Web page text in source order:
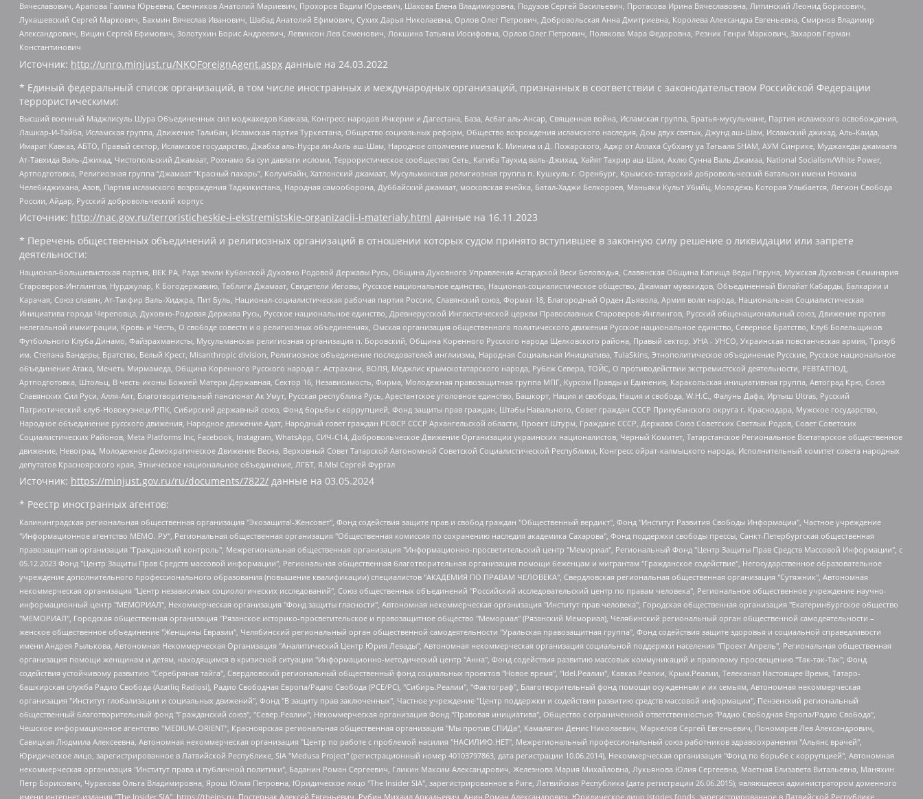
Вячеславович, Арапова Галина Юрьевна, Свечников Анатолий Мариевич, Прохоров Вадим Юрьевич, Шахова Елена Владимировна, Подузов Сергей Васильевич, Протасова Ирина Вячеславовна, Литинский Леонид Борисович,
Лукашевский Сергей Маркович, Бахмин Вячеслав Иванович, Шабад Анатолий Ефимович, Сухих Дарья Николаевна, Орлов Олег Петрович, Добровольская Анна Дмитриевна, Королева Александра Евгеньевна, Смирнов Владимир
Александрович, Вицин Сергей Ефимович, Золотухин Борис Андреевич, Левинсон Лев Семенович, Локшина Татьяна Иосифовна, Орлов Олег Петрович, Полякова Мара Федоровна, Резник Генри Маркович, Захаров Герман
Константинович
Источник: http://unro.minjust.ru/NKOForeignAgent.aspx данные на 24.03.2022
* Единый федеральный список организаций, в том числе иностранных и международных организаций, признанных в соответствии с законодательством Российской Федерации
террористическими:
Высший военный Маджлисуль Шура Объединенных сил моджахедов Кавказа, Конгресс народов Ичкерии и Дагестана, База, Асбат аль-Ансар, Священная война, Исламская группа, Братья-мусульмане, Партия исламского освобождения,
Лашкар-И-Тайба, Исламская группа, Движение Талибан, Исламская партия Туркестана, Общество социальных реформ, Общество возрождения исламского наследия, Дом двух святых, Джунд аш-Шам, Исламский джихад, Аль-Каида,
Имарат Кавказ, АБТО, Правый сектор, Исламское государство, Джабха аль-Нусра ли-Ахль аш-Шам, Народное ополчение имени К. Минина и Д. Пожарского, Аджр от Аллаха Субхану уа Тагьаля SHAM, АУМ Синрике, Муджахеды джамаата
Ат-Тавхида Валь-Джихад, Чистопольский Джамаат, Рохнамо ба суи давлати исломи, Террористическое сообщество Сеть, Катиба Таухид валь-Джихад, Хайят Тахрир аш-Шам, Ахлю Сунна Валь Джамаа, National Socialism/White Power,
Артподготовка, Религиозная группа “Джамаат “Красный пахарь”, Колумбайн, Хатлонский джамаат, Мусульманская религиозная группа п. Кушкуль г. Оренбург, Крымско-татарский добровольческий батальон имени Номана
Челебиджихана, Азов, Партия исламского возрождения Таджикистана, Народная самооборона, Дуббайский джамаат, московская ячейка, Батал-Хаджи Белхороев, Маньяки Культ Убийц, Молодёжь Которая Улыбается, Легион Свобода
России, Айдар, Русский добровольческий корпус
Источник: http://nac.gov.ru/terroristicheskie-i-ekstremistskie-organizacii-i-materialy.html данные на 16.11.2023
* Перечень общественных объединений и религиозных организаций в отношении которых судом принято вступившее в законную силу решение о ликвидации или запрете
деятельности:
Национал-большевистская партия, ВЕК РА, Рада земли Кубанской Духовно Родовой Державы Русь, Община Духовного Управления Асгардской Веси Беловодья, Славянская Община Капища Веды Перуна, Мужская Духовная Семинария
Староверов-Инглингов, Нурджулар, К Богодержавию, Таблиги Джамаат, Свидетели Иеговы, Русское национальное единство, Национал-социалистическое общество, Джамаат мувахидов, Объединенный Вилайат Кабарды, Балкарии и
Карачая, Союз славян, Ат-Такфир Валь-Хиджра, Пит Буль, Национал-социалистическая рабочая партия России, Славянский союз, Формат-18, Благородный Орден Дьявола, Армия воли народа, Национальная Социалистическая
Инициатива города Череповца, Духовно-Родовая Держава Русь, Русское национальное единство, Древнерусской Инглистической церкви Православных Староверов-Инглингов, Русский общенациональный союз, Движение против
нелегальной иммиграции, Кровь и Честь, О свободе совести и о религиозных объединениях, Омская организация общественного политического движения Русское национальное единство, Северное Братство, Клуб Болельщиков
Футбольного Клуба Динамо, Файзрахманисты, Мусульманская религиозная организация п. Боровский, Община Коренного Русского народа Щелковского района, Правый сектор, УНА - УНСО, Украинская повстанческая армия, Тризуб
им. Степана Бандеры, Братство, Белый Крест, Misanthropic division, Религиозное объединение последователей инглиизма, Народная Социальная Инициатива, TulaSkins, Этнополитическое объединение Русские, Русское национальное
объединение Атака, Мечеть Мирмамеда, Община Коренного Русского народа г. Астрахани, ВОЛЯ, Меджлис крымскотатарского народа, Рубеж Севера, ТОЙС, О противодействии экстремистской деятельности, РЕВТАТПОД,
Артподготовка, Штольц, В честь иконы Божией Матери Державная, Сектор 16, Независимость, Фирма, Молодежная правозащитная группа МПГ, Курсом Правды и Единения, Каракольская инициативная группа, Автоград Крю, Союз
Славянских Сил Руси, Алля-Аят, Благотворительный пансионат Ак Умут, Русская республика Русь, Арестантское уголовное единство, Башкорт, Нация и свобода, Нация и свобода, W.H.С., Фалунь Дафа, Иртыш Ultras, Русский
Патриотический клуб-Новокузнецк/РПК, Сибирский державный союз, Фонд борьбы с коррупцией, Фонд защиты прав граждан, Штабы Навального, Совет граждан СССР Прикубанского округа г. Краснодара, Мужское государство,
Народное объединение русского движения, Народное движение Адат, Народный совет граждан РСФСР СССР Архангельской области, Проект Штурм, Граждане СССР, Держава Союз Советских Светлых Родов, Совет Советских
Социалистических Районов, Meta Platforms Inc, Facebook, Instagram, WhatsApp, СИЧ-С14, Добровольческое Движение Организации украинских националистов, Черный Комитет, Татарстанское Региональное Всетатарское общественное
движение, Невоград, Молодежное Демократическое Движение Весна, Верховный Совет Татарской Автономной Советской Социалистической Республики, Конгресс ойрат-калмыцкого народа, Исполнительный комитет совета народных
депутатов Красноярского края, Этническое национальное объединение, ЛГБТ, Я.МЫ Сергей Фургал
Источник: https://minjust.gov.ru/ru/documents/7822/ данные на 03.05.2024
* Реестр иностранных агентов:
Калининградская региональная общественная организация "Экозащита!-Женсовет", Фонд содействия защите прав и свобод граждан "Общественный вердикт", Фонд "Институт Развития Свободы Информации", Частное учреждение "Информационное агентство МЕМО. РУ", Региональная общественная организация "Общественная комиссия по сохранению наследия академика Сахарова", Фонд поддержки свободы прессы, Санкт-Петербургская общественная правозащитная организация "Гражданский контроль", Межрегиональная общественная организация "Информационно-просветительский центр "Мемориал", Региональный Фонд "Центр Защиты Прав Средств Массовой Информации", с 05.12.2023 Фонд "Центр Защиты Прав Средств массовой информации", Региональная общественная благотворительная организация помощи беженцам и мигрантам "Гражданское содействие", Негосударственное образовательное учреждение дополнительного профессионального образования (повышение квалификации) специалистов "АКАДЕМИЯ ПО ПРАВАМ ЧЕЛОВЕКА", Свердловская региональная общественная организация "Сутяжник", Автономная некоммерческая организация "Центр независимых социологических исследований", Союз общественных объединений "Российский исследовательский центр по правам человека", Региональное общественное учреждение научно-информационный центр "МЕМОРИАЛ", Некоммерческая организация "Фонд защиты гласности", Автономная некоммерческая организация "Институт прав человека", Городская общественная организация "Екатеринбургское общество "МЕМОРИАЛ", Городская общественная организация "Рязанское историко-просветительское и правозащитное общество "Мемориал" (Рязанский Мемориал), Челябинский региональный орган общественной самодеятельности – женское общественное объединение "Женщины Евразии", Челябинский региональный орган общественной самодеятельности "Уральская правозащитная группа", Фонд содействия защите здоровья и социальной справедливости имени Андрея Рылькова, Автономная Некоммерческая Организация "Аналитический Центр Юрия Левады", Автономная некоммерческая организация социальной поддержки населения "Проект Апрель", Региональная общественная организация помощи женщинам и детям, находящимся в кризисной ситуации "Информационно-методический центр "Анна", Фонд содействия развитию массовых коммуникаций и правовому просвещению "Так-так-Так", Фонд содействия устойчивому развитию "Серебряная тайга", Свердловский региональный общественный фонд социальных проектов "Новое время", "Idel.Реалии", Кавказ.Реалии, Крым.Реалии, Телеканал Настоящее Время, Татаро-башкирская служба Радио Свобода (Azatliq Radiosi), Радио Свободная Европа/Радио Свобода (PCE/PC), "Сибирь.Реалии", "Фактограф", Благотворительный фонд помощи осужденным и их семьям, Автономная некоммерческая организация "Институт глобализации и социальных движений", Фонд "В защиту прав заключенных", Частное учреждение "Центр поддержки и содействия развитию средств массовой информации", Пензенский региональный общественный благотворительный фонд "Гражданский союз", "Север.Реалии", Некоммерческая организация Фонд "Правовая инициатива", Общество с ограниченной ответственностью "Радио Свободная Европа/Радио Свобода", Чешское информационное агентство "MEDIUM-ORIENT", Красноярская региональная общественная организация "Мы против СПИДа", Камалягин Денис Николаевич, Маркелов Сергей Евгеньевич, Пономарев Лев Александрович, Савицкая Людмила Алексеевна, Автономная некоммерческая организация "Центр по работе с проблемой насилия "НАСИЛИЮ.НЕТ", Межрегиональный профессиональный союз работников здравоохранения "Альянс врачей", Юридическое лицо, зарегистрированное в Латвийской Республике, SIA "Medusa Project" (регистрационный номер 40103797863, дата регистрации 10.06.2014), Некоммерческая организация "Фонд по борьбе с коррупцией", Автономная некоммерческая организация "Институт права и публичной политики", Баданин Роман Сергеевич, Гликин Максим Александрович, Железнова Мария Михайловна, Лукьянова Юлия Сергеевна, Маетная Елизавета Витальевна, Маняхин Петр Борисович, Чуракова Ольга Владимировна, Ярош Юлия Петровна, Юридическое лицо "The Insider SIA", зарегистрированное в Риге, Латвийская Республика (дата регистрации 26.06.2015), являющееся администратором доменного имени интернет-издания "The Insider SIA", https://theins.ru, Постернак Алексей Евгеньевич, Рубин Михаил Аркадьевич, Анин Роман Александрович, Юридическое лицо Istories fonds, зарегистрированное в Латвийской Республике (регистрационный номер 50008295751, дата регистрации 24.02.2020), Великовский Дмитрий Александрович, Долинина Ирина Николаевна, Мароховская Алеся Алексеевна, Шлейнов Роман Юрьевич, Шмагун Олеся Валентиновна, Общество с ограниченной ответственностью "Альтаир 2021", Общество с ограниченной ответственностью "Вега 2021", Общество с ограниченной ответственностью "Главный редактор 2021", Общество с ограниченной ответственностью "Ромашки монолит", Важенков Артем Валерьевич, Ивановская областная общественная организация "Центр гендерных исследований", Гурман Юрий Альбертович, Медиапроект "ОВД-Инфо", Егоров Владимир Владимирович, Жилинский Владимир Александрович, Общество с ограниченной ответственностью "ЗП", Иванова София Юрьевна, Карезина Инна Павловна, Кильтау Екатерина Викторовна, Петров Алексей Викторович, Пискунов Сергей Евгеньевич, Смирнов Сергей Сергеевич, Тихонов Михаил Сергеевич, Общество с ограниченной ответственностью "ЖУРНАЛИСТ-ИНОСТРАННЫЙ АГЕНТ", Арапова Галина Юрьевна, Вольтская Татьяна Анатольевна, Американская компания "Mason G.E.S. Anonymous Foundation" (США), являющаяся владельцем интернет-издания https://mnews.world/, Компания "Stichting Bellingcat", зарегистрированная в Нидерландах (дата регистрации 11.07.2018), Захаров Андрей Вячеславович, Клепиковская Екатерина Дмитриевна, Общество с ограниченной ответственностью "МЕМО", Перл Роман Александрович, Симонов Евгений Алексеевич, Соловьева Елена Анатольевна, Сотников Даниил Владимирович, Сурначева Елизавета Дмитриевна, Автономная некоммерческая организация по защите прав человека и информированию населения "Якутия – Наше Мнение", Общество с ограниченной ответственностью "Москоу диджитал медиа", с 26.01.2023 Общество с ограниченной ответственностью "Чайка Белые сады", Ветошкина Валерия Валерьевна, Заговора Максим Александрович, Межрегиональное общественное движение "Российская ЛГБТ - сеть", Оленичев Максим Владимирович, Павлов Иван Юрьевич, Скворцова Елена Сергеевна, Общество с ограниченной ответственностью "Как бы инагент", Кочетков Игорь Викторович, Общество с ограниченной ответственностью "Честные выборы", Еланчик Олег Александрович, Общество с ограниченной ответственностью "Нобелевский призыв", Гималова Регина Эмилевна, Григорьев Андрей Валерьевич, Григорьева Алина Александровна, Ассоциация по содействию защите прав призывников, альтернативнослужащих и военнослужащих "Правозащитная группа "Гражданин.Армия.Право", Хисамова Регина Фаритовна, Автономная некоммерческая организация по реализации социально-правовых программ "Лилит", Дальневосточное общественное движение "Маяк", Санкт-Петербургская ЛГБТ-инициативная группа "Выход", Инициативная группа ЛГБТ+ "Реверс", Алексеев Андрей Викторович, Бекбулатова Таисия Львовна, Беляев Иван Михайлович, Владыкина Елена Сергеевна, Гельман Марат Александрович, Никульшина Вероника Юрьевна, Толоконникова Надежда Андреевна, Шендерович Виктор Анатольевич, Общество с ограниченной ответственностью "Данное сообщение", Общество с ограниченной ответственностью Издательский дом "Новая глава", Айнбиндер Александра Александровна, Московский комьюнити-центр для ЛГБТ+инициатив, Благотворительный фонд развития филантропии, Deutsche Welle (Германия, Kurt-Schumacher-Strasse 3, 53113 Bonn), Борзунова Мария Михайловна, Воробьев Виктор Викторович, Голубева Анна Львовна, Константинова Алла Михайловна, Малкова Ирина Владимировна, Мурадов Мурад Абдулгалимович, Осетинская Елизавета Николаевна, Понасенков Евгений Николаевич, Ганапольский Матвей Юрьевич, Киселев Евгений Алексеевич, Борухович Ирина Григорьевна, Дремин Иван Тимофеевич, Дубровский Дмитрий Викторович, Красноярская региональная общественная организация поддержки и развития альтернативных образовательных технологий и межкультурных коммуникаций "ИНТЕРРА", Маяковская Екатерина Алексеевна, Фейгин Марк Захарович, Филимонов Андрей Викторович, Дзугкоева Регина Николаевна, Доброхотов Роман Александрович, Дудь Юрий Александрович, Елкин Сергей Владимирович, Кругликов Кирилл Игоревич, Сабунаева Мария Леонидовна, Семенов Алексей Владимирович, Шаинян Карен Багратович, Шульман Екатерина Михайловна, Асафьев Артур Валерьевич, Вахштайн Виктор Семенович, Венедиктов Алексей Алексеевич, Лушникова Екатерина Евгеньевна, Волков Леонид Михайлович, Невзоров Александр Глебович, Пархоменко Сергей Борисович, Сироткин Ярослав Николаевич, Кара-Мурза Владимир Владимирович, Баранова Наталья Владимировна, Гозман Леонид Яковлевич, Кагарлицкий Борис Юльевич, Климарев Михаил Валерьевич, Милов Владимир Станиславович, Автономная некоммерческая организация Краснодарский центр современного искусства "Типография", Моргенштерн Алишер Тагирович, Соболь Любовь Эдуардовна, Общество с ограниченной ответственностью "ЛИЗА НОРМ", Каспаров Гарри Кимович, Ходорковский Михаил Борисович, Общество с ограниченной ответственностью "Апрельские тезисы", Данилович Ирина Брониславовна, Кашин Олег Владимирович, Петров Николай Владимирович, Пивоваров Алексей Владимирович, Соколов Михаил Владимирович, Цветкова Юлия Владимировна, Чичваркин Евгений Александрович, Комитет против пыток/Команда против пыток, Общество с ограниченной ответственностью "Первый научный", Общество с ограниченной ответственностью "Вертолет и ко", Белоцерковская Вероника Борисовна, Кац Максим Евгеньевич, Лазарева Татьяна Юрьевна, Шаведдинов Руслан Табризович, Яшин Илья Валерьевич, Общество с ограниченной ответственностью "Иноагент ААВ", Алешковский Дмитрий Петрович, Альбац Евгения Марковна, Быков Дмитрий Львович, Галямина Юлия Евгеньевна, Лойко Сергей Леонидович, Мартынов Кирилл Константинович, Медведев Сергей Александрович, Крашенинников Федор Геннадиевич, Гордеева Катерина Вл